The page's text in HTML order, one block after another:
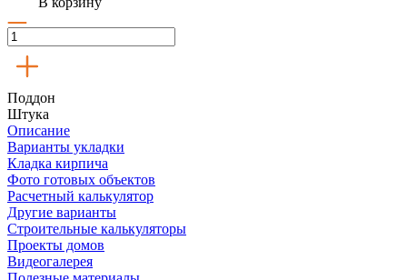
Поддон
Штука
Описание
Варианты укладки
Кладка кирпича
Фото готовых объектов
Расчетный калькулятор
Другие варианты
Строительные калькуляторы
Проекты домов
Видеогалерея